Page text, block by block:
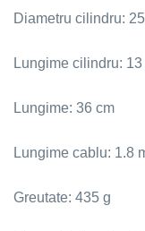
Diametru cilindru:
Lungime cilindru: 13
Lungime: 36 cm
Lungime cablu: 1.8
Greutate: 435 g